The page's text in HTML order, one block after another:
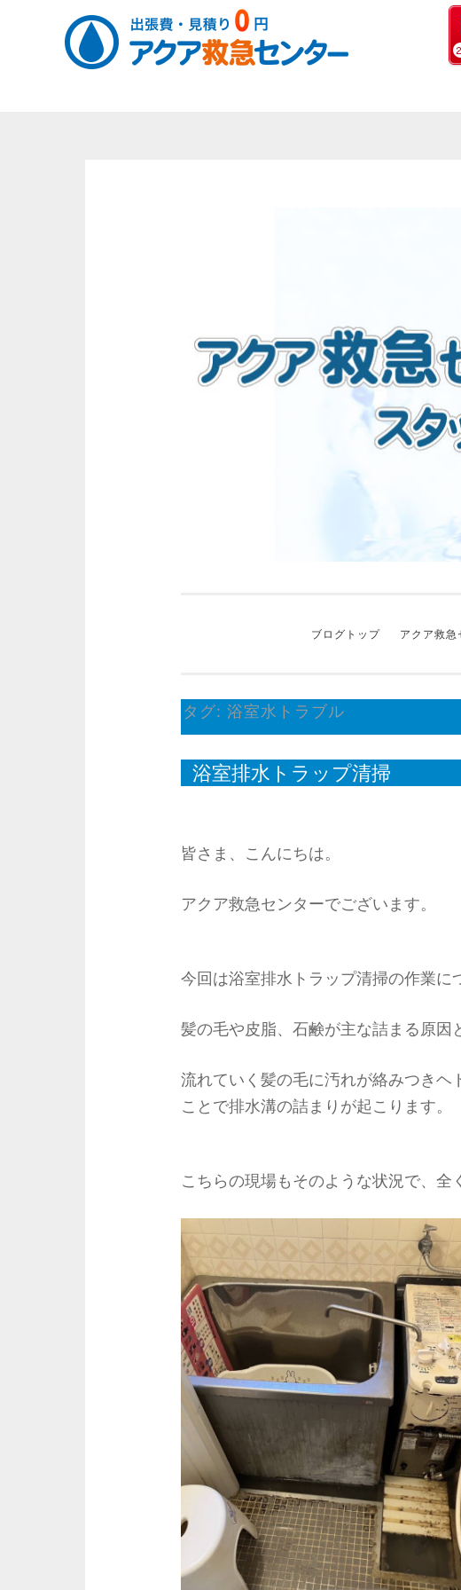
ブログトップ アクア救急
タグ: 浴室水トラブル
浴室排水トラップ清掃
皆さま、こんにちは。
アクア救急センターでございます。
今回は浴室排水トラップ清掃の作業に
髪の毛や皮脂、石鹸が主な詰まる原因
流れていく髪の毛に汚れが絡みつきヘ
ことで排水溝の詰まりが起こります。
こちらの現場もそのような状況で、全